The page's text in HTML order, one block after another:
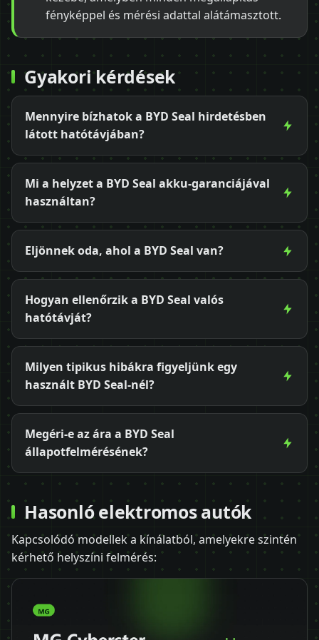
fényképpel és mérési adattal alátámasztott.
Gyakori kérdések
Mennyire bízhatok a BYD Seal hirdetésben
látott hatótávjában?
Mi a helyzet a BYD Seal akku-garanciájával
használtan?
Eljönnek oda, ahol a BYD Seal van?
Hogyan ellenőrzik a BYD Seal valós
hatótávját?
Milyen tipikus hibákra figyeljünk egy
használt BYD Seal-nél?
Megéri-e az ára a BYD Seal
állapotfelmérésének?
Hasonló elektromos autók
Kapcsolódó modellek a kínálatból, amelyekre szintén
kérhető helyszíni felmérés: